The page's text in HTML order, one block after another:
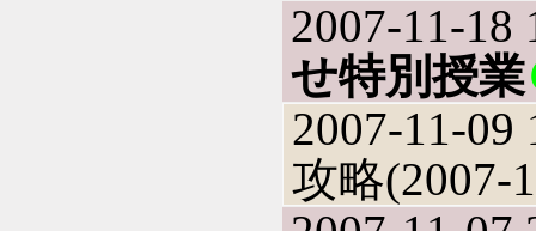
2007-11-18
せ特別授業
2007-11-09
攻略(2007-